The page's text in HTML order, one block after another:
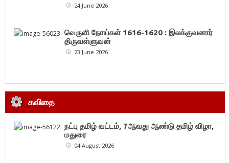
24 June 2026
வெருளி நோய்கள் 1616-1620 : இலக்குவனார்
திருவள்ளுவன்
23 June 2026
கவிதை
நட்பு தமிழ் வட்டம், 7ஆவது ஆண்டு தமிழ் விழா,
மதுரை
04 August 2026